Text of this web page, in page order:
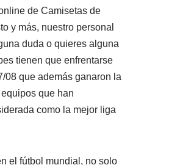
de Camisetas de
y más, nuestro personal
duda o quieres alguna
tienen que enfrentarse
08 que además ganaron la
que han
como la mejor liga
el fútbol mundial, no solo